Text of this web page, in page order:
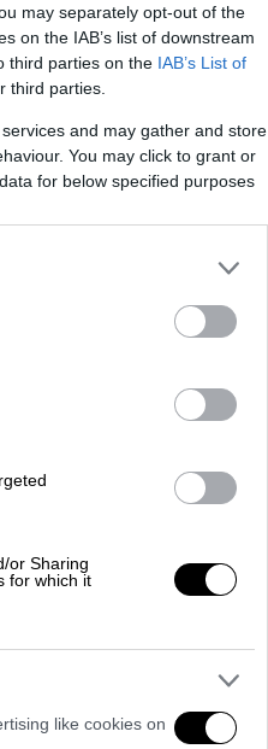
may separately opt-out of the
on the IAB’s list of downstream
third parties on the IAB’s List of
third parties.
and may gather and store
You may click to grant or
for below specified purposes
or Sharing
for which it
like cookies on
ένα από